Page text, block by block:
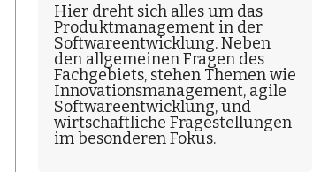
Hier dreht sich alles um das
Produktmanagement in der
Softwareentwicklung. Neben
den allgemeinen Fragen des
Fachgebiets, stehen Themen wie
Innovationsmanagement, agile
Softwareentwicklung, und
wirtschaftliche Fragestellungen
im besonderen Fokus.